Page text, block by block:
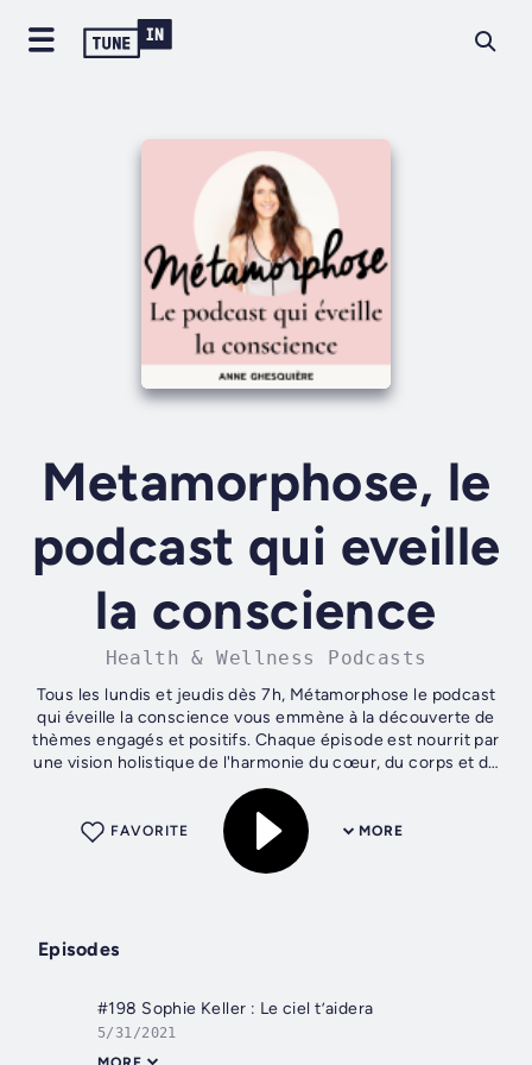
Metamorphose, le
podcast qui eveille
la conscience
Health & Wellness Podcasts
Tous les lundis et jeudis dès 7h, Métamorphose le podcast
qui éveille la conscience vous emmène à la découverte de
thèmes engagés et positifs. Chaque épisode est nourrit par
une vision holistique de l'harmonie du cœur, du corps et de
esprit. On...
MORE
FAVORITE
Episodes
#198 Sophie Keller : Le ciel t’aidera
5/31/2021